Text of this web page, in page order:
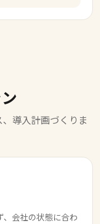
導入計画づくりま
会社の状態に合わ